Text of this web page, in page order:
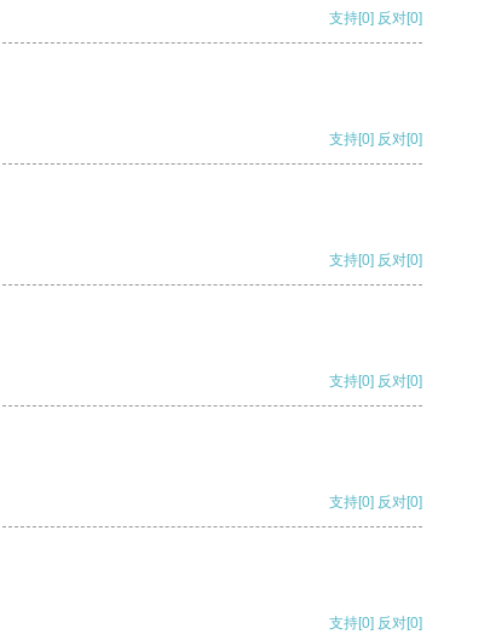
支持[0] 反对[0]
支持[0] 反对[0]
支持[0] 反对[0]
支持[0] 反对[0]
支持[0] 反对[0]
支持[0] 反对[0]